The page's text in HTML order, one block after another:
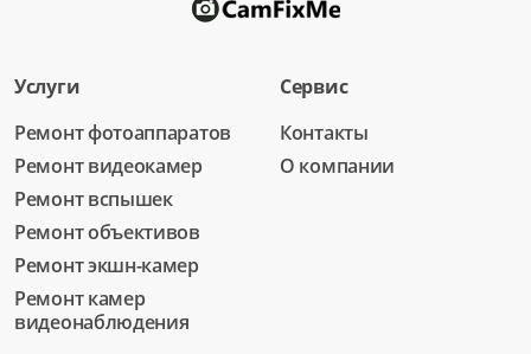
Услуги
Ремонт фотоаппаратов
Ремонт видеокамер
Ремонт вспышек
Ремонт объективов
Ремонт экшн-камер
Ремонт камер
видеонаблюдения
Сервис
Контакты
О компании